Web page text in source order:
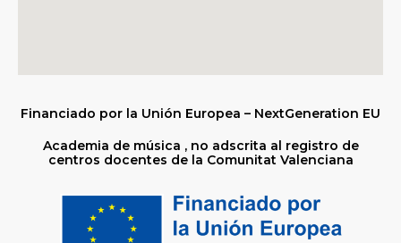
Financiado por la Unión Europea – NextGeneration EU
Academia de música , no adscrita al registro de
centros docentes de la Comunitat Valenciana